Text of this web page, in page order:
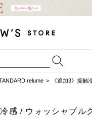
relume 《追加3》接触
冷感 / ウォッシャブ